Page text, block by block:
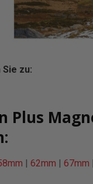
zu:
Plus
62mm 67mm